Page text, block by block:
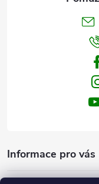
Informace pro vás